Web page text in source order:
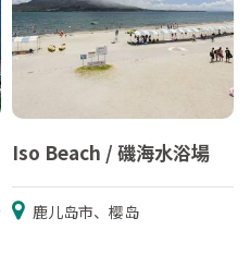
Iso Beach / 磯海水浴場
鹿儿岛市、樱岛